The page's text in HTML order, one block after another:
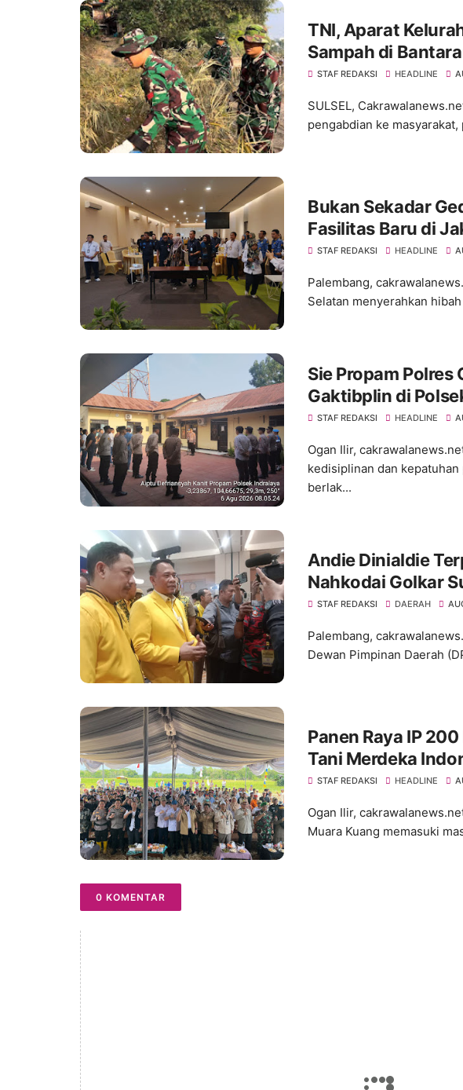
TNI, Aparat
Sampah di
STAF REDAKSI HEADLINE
SULSEL,
pengabdian ke
Bukan Sekadar
Fasilitas Baru di
Layanan
STAF REDAKSI HEADLINE
Palembang,
Selatan menyerahkan
Sie Propam Polres
Gaktibplin di
Kedisiplinan
STAF REDAKSI HEADLINE
Ogan Ilir,
kedisiplinan dan
berlak...
Andie Dinialdie
Nahkodai Golkar
Konsolidasi dan
STAF REDAKSI DAERAH
Palembang,
Dewan Pimpinan Daerah
Panen Raya IP
Tani Merdeka
STAF REDAKSI HEADLINE
Ogan Ilir,
Muara Kuang memasuki
0 KOMENTAR